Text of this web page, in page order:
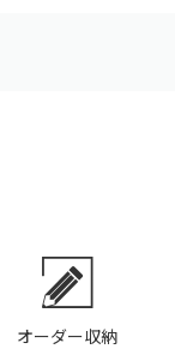
オーダー収納